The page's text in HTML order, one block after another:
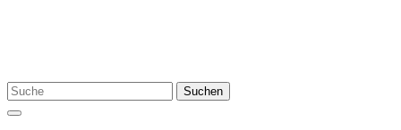
Search
for:
Suchen
Menu